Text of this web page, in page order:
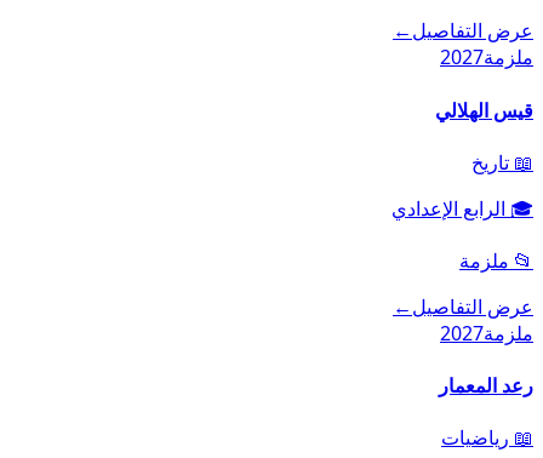
عرض التفاصيل←
ملزمة2027
قيس الهلالي
📖 تاريخ
🎓 الرابع الإعدادي
📂 ملزمة
عرض التفاصيل←
ملزمة2027
رعد المعمار
📖 رياضيات